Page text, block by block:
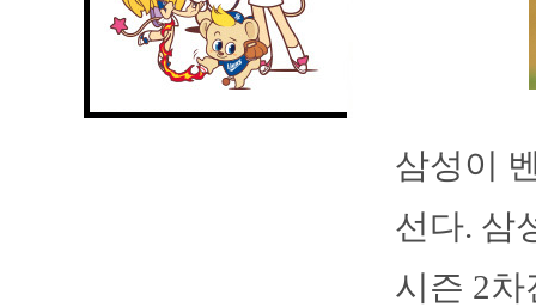
삼성이
선다. 삼
시즌 2